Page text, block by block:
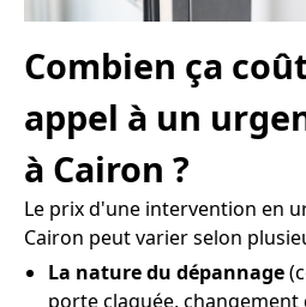
Combien ça
appel à un
à Cairon ?
Le prix d'une intervention en
Cairon peut varier selon
La nature du dépannage
porte claquée,